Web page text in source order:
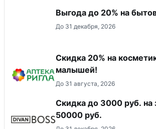
Выгода до 20% на
До 31 декабря, 2026
Скидка 20% на
малышей!
До 31 августа, 2026
Скидка до 3000 руб. на
50000 руб.